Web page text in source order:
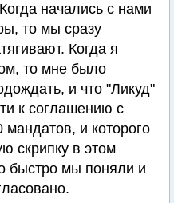
начались с нами
то мы сразу
Когда я
то мне было
и что "Ликуд"
к соглашению с
и которого
скрипку в этом
быстро мы поняли и